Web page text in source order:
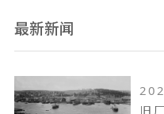
最新新闻
旧